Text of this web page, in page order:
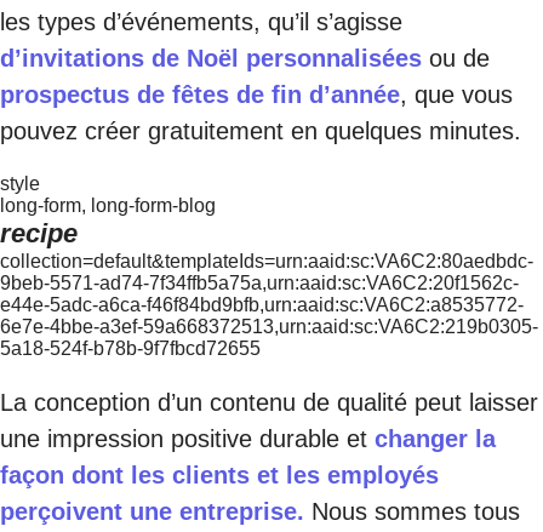
les types d’événements, qu’il s’agisse
d’invitations de Noël personnalisées ou de
prospectus de fêtes de fin d’année, que vous
pouvez créer gratuitement en quelques minutes.
style
long-form, long-form-blog
recipe
collection=default&templateIds=urn:aaid:sc:VA6C2:80aedbdc-
9beb-5571-ad74-7f34ffb5a75a,urn:aaid:sc:VA6C2:20f1562c-
e44e-5adc-a6ca-f46f84bd9bfb,urn:aaid:sc:VA6C2:a8535772-
6e7e-4bbe-a3ef-59a668372513,urn:aaid:sc:VA6C2:219b0305-
5a18-524f-b78b-9f7fbcd72655
La conception d’un contenu de qualité peut laisser
une impression positive durable et changer la
façon dont les clients et les employés
perçoivent une entreprise. Nous sommes tous